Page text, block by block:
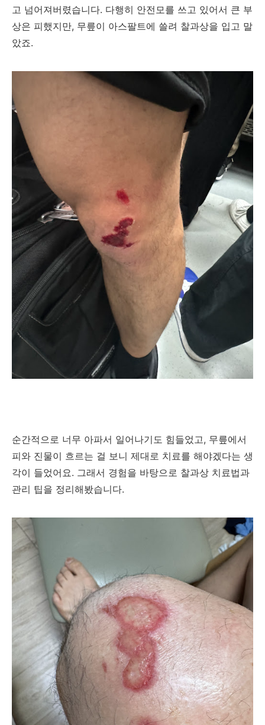
고 넘어져버렸습니다. 다행히 안전모를 쓰고 있어서 큰 부
상은 피했지만, 무릎이 아스팔트에 쓸려 찰과상을 입고 말
았죠.
순간적으로 너무 아파서 일어나기도 힘들었고, 무릎에서
피와 진물이 흐르는 걸 보니 제대로 치료를 해야겠다는 생
각이 들었어요. 그래서 경험을 바탕으로 찰과상 치료법과
관리 팁을 정리해봤습니다.